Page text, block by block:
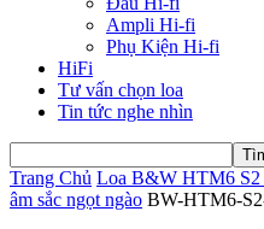
Ampli Hi-fi
Phụ Kiện Hi-fi
HiFi
Tư vấn chọn loa
Tin tức nghe nhìn
Trang Chủ Loa B&W HTM6 S2
âm sắc ngọt ngào BW-HTM6-